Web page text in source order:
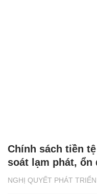
NGHỊ QUYẾT PHÁT
Chính sách tiền
soát lạm phát,